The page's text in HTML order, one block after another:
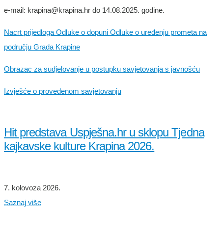
e-mail: krapina@krapina.hr do 14.08.2025. godine.
Nacrt prijedloga Odluke o dopuni Odluke o uređenju prometa na
području Grada Krapine
Obrazac za sudjelovanje u postupku savjetovanja s javnošću
Izvješće o provedenom savjetovanju
Hit predstava Uspješna.hr u sklopu Tjedna
kajkavske kulture Krapina 2026.
7. kolovoza 2026.
Saznaj više